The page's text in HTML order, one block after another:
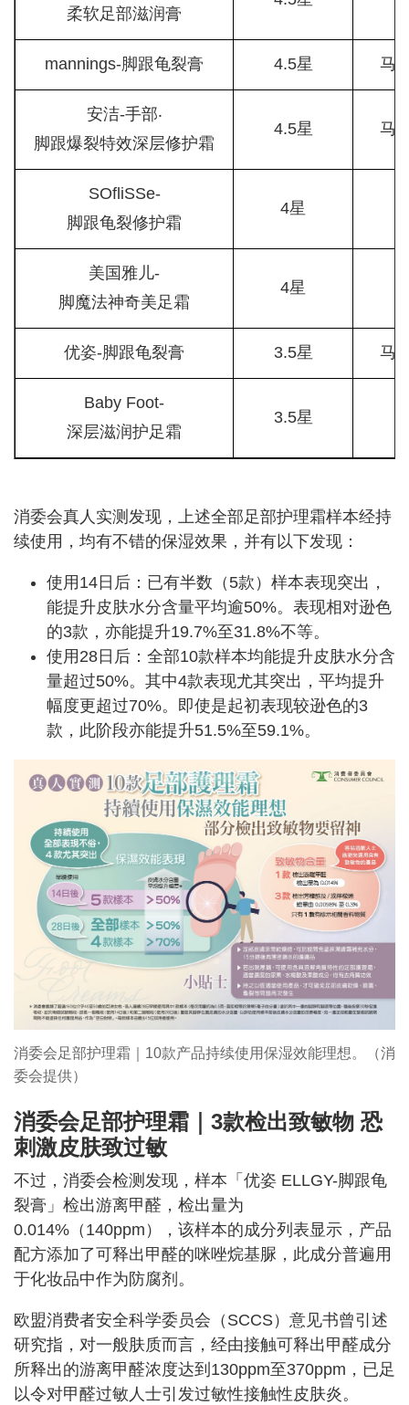
柔软足部滋润膏
mannings-脚跟龟裂膏 4.5星 马
安洁-手部‧
脚跟爆裂特效深层修护霜
4.5星 马
SOfliSSe-
脚跟龟裂修护霜
4星
美国雅儿-
脚魔法神奇美足霜
4星
优姿-脚跟龟裂膏 3.5星 马
Baby Foot-
深层滋润护足霜
3.5星
消委会真人实测发现，上述全部足部护理霜样本经持
续使用，均有不错的保湿效果，并有以下发现：
使用14日后：已有半数（5款）样本表现突出，
能提升皮肤水分含量平均逾50%。表现相对逊色
的3款，亦能提升19.7%至31.8%不等。
使用28日后：全部10款样本均能提升皮肤水分含
量超过50%。其中4款表现尤其突出，平均提升
幅度更超过70%。即使是起初表现较逊色的3
款，此阶段亦能提升51.5%至59.1%。
消委会足部护理霜｜10款产品持续使用保湿效能理想。（消
委会提供）
消委会足部护理霜｜3款检出致敏物 恐
刺激皮肤致过敏
不过，消委会检测发现，样本「优姿 ELLGY-脚跟龟
裂膏」检出游离甲醛，检出量为
0.014%（140ppm），该样本的成分列表显示，产品
配方添加了可释出甲醛的咪唑烷基脲，此成分普遍用
于化妆品中作为防腐剂。
欧盟消费者安全科学委员会（SCCS）意见书曾引述
研究指，对一般肤质而言，经由接触可释出甲醛成分
所释出的游离甲醛浓度达到130ppm至370ppm，已足
以令对甲醛过敏人士引发过敏性接触性皮肤炎。